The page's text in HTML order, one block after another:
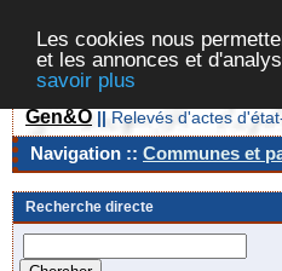
Les cookies nous
et les annonces et
savoir plus
Gen&O || Relevés d'actes
Navigation :: Communes et
Recherche directe